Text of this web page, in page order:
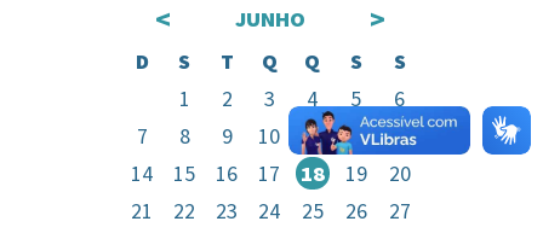
< JUNHO >
D S T Q Q S
S
1
2 3 4 5
6
7
8 9 10 11 12
13
14
15 16 17 18 19
20
21
22 23 24 25 26
27